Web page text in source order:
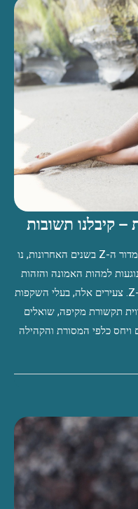
– קיבלנו תשובות
הגדרת שאלה וטיפוח דיון בקרב נוער דתי מדור ה-Z בשנים האחרונות, נו
למהות האמונה והזהות
הדתית בקרב בני נוער שמזוהים עם דור ה-Z. צעירים אלה, בעלי השקפות
תקשורת מקיפה, שואלים
ויחס כלפי המסורת והקהילה